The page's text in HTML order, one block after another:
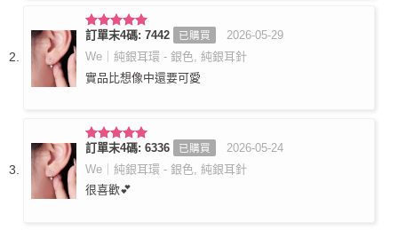
評分5滿
分 5
訂單末4碼: 7442 已購買
2026-05-29
We｜純銀耳環 - 銀色, 純銀耳針
實品比想像中還要可愛
評分5滿
分 5
訂單末4碼: 6336 已購買
2026-05-24
We｜純銀耳環 - 銀色, 純銀耳針
很喜歡💕